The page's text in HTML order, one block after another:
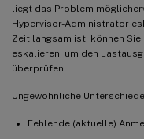
liegt das Problem
Hypervisor-Administrator
Zeit langsam ist, können
eskalieren, um den
überprüfen.
Ungewöhnliche
Fehlende (aktuelle)